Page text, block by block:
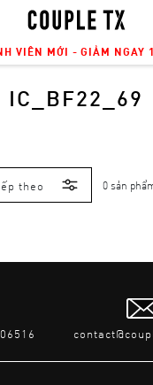
VIÊN MỚI - GIẢM NGAY
IC_BF22_69
theo 0 sản